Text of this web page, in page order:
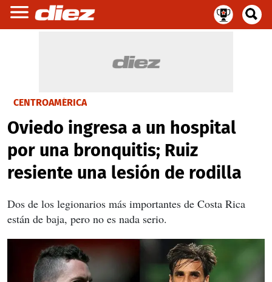
CENTROAMÉRICA
Oviedo ingresa a un hospital
por una bronquitis; Ruiz
resiente una lesión de rodilla
Dos de los legionarios más importantes de Costa Rica
están de baja, pero no es nada serio.